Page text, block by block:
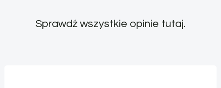
Sprawdź wszystkie opinie tutaj.